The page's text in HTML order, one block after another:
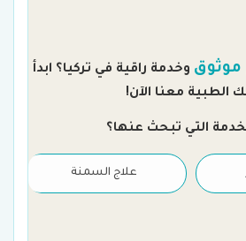
موثوق وخدمة راقية في تركيا؟ ابدأ
الطبية معنا الآن!
التي تبحث عنها؟
علاج السمنة